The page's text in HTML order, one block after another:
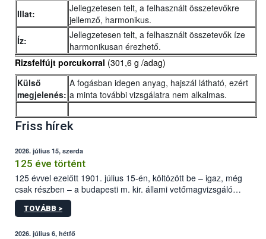
Illat:
Jellegzetesen telt, a felhasznált összetevőkre
jellemző, harmonikus.
Íz:
Jellegzetesen telt, a felhasznált összetevők íze
harmonikusan érezhető.
Rizsfelfújt porcukorral (301,6 g /adag)
Külső
megjelenés:
A fogásban idegen anyag, hajszál látható, ezért
a minta további vizsgálatra nem alkalmas.
Friss hírek
2026. július 15, szerda
125 éve történt
125 évvel ezelőtt 1901. július 15-én, költözött be – igaz, még
csak részben – a budapesti m. kir. állami vetőmagvizsgáló
állomás a Kis Rókus utca 15. szám alatti, Czigler Győző által
tervezett új épületébe.
TOVÁBB >
2026. július 6, hétfő